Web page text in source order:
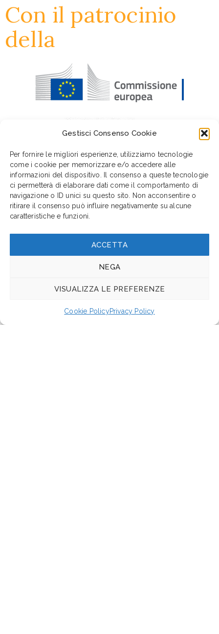
Gestisci Consenso Cookie
Per fornire le migliori esperienze, utilizziamo tecnologie
come i cookie per memorizzare e/o accedere alle
informazioni del dispositivo. Il consenso a queste tecnologie
ci permetterà di elaborare dati come il comportamento di
navigazione o ID unici su questo sito. Non acconsentire o
ritirare il consenso può influire negativamente su alcune
caratteristiche e funzioni.
ACCETTA
NEGA
VISUALIZZA LE PREFERENZE
Cookie PolicyPrivacy Policy
Con il patrocinio
della
Partner